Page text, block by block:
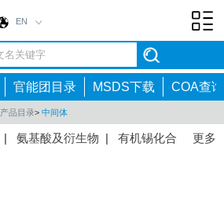
EN
官能团目录 MSDS下载 COA查询
产品目录> 中间体
更多
| 氨基酸及衍生物 | 有机锡化合